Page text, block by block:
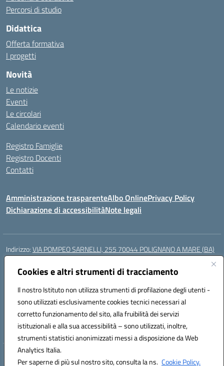
Cookies e altri strumenti di tracciamento
Il nostro Istituto non utilizza strumenti di profilazione degli utenti -
sono utilizzati esclusivamente cookies tecnici necessari al
corretto funzionamento del sito, alla fruibilità dei servizi
istituzionali e alla sua accessibilità – sono utilizzati, inoltre,
strumenti statistici anonimizzati messi a disposizione da Web
Analytics Italia.
Per saperne di più sul nostro sito, consulta la ns. Cookie Policy.
Percorsi di studio
Didattica
Offerta formativa
I progetti
Novità
Le notizie
Eventi
Le circolari
Calendario eventi
Registro Famiglie
Registro Docenti
Contatti
Amministrazione trasparenteAlbo OnlinePrivacy Policy
Dichiarazione di accessibilitàNote legali
Indirizzo:VIA POMPEO SARNELLI, 255 70044 POLIGNANO A MARE (BA)
Centralino:
Posta elettronica certificata (PEC):BAIC87200N@pec.istruzione.it
Codice fiscale: 93423350722
Codice meccanografico:BAIC87200N
Codice Indice delle Pubbliche Amministrazioni (IPA): istsc_BAIC87200N
Codice unico di fatturazione (CUF): UF9AKD
Hosting & Powered by 3D Solution S.r.l.